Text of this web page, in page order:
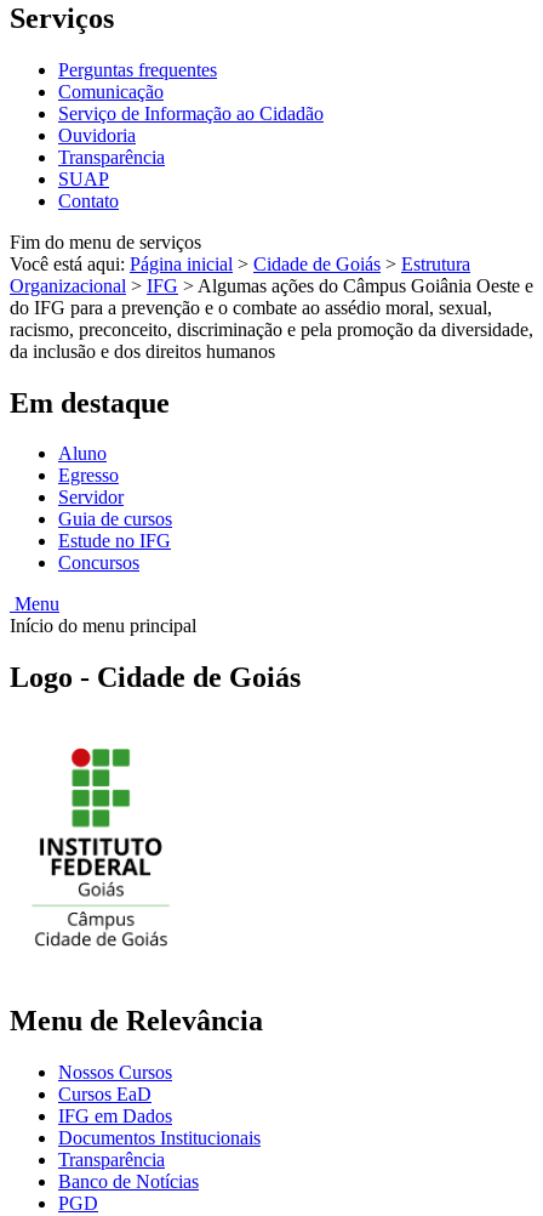
Serviços
Perguntas frequentes
Comunicação
Serviço de Informação ao Cidadão
Ouvidoria
Transparência
SUAP
Contato
Fim do menu de serviços
Você está aqui: Página inicial > Cidade de Goiás > Estrutura
Organizacional > IFG > Algumas ações do Câmpus Goiânia Oeste e
do IFG para a prevenção e o combate ao assédio moral, sexual,
racismo, preconceito, discriminação e pela promoção da diversidade,
da inclusão e dos direitos humanos
Em destaque
Aluno
Egresso
Servidor
Guia de cursos
Estude no IFG
Concursos
Menu
Início do menu principal
Logo - Cidade de Goiás
Menu de Relevância
Nossos Cursos
Cursos EaD
IFG em Dados
Documentos Institucionais
Transparência
Banco de Notícias
PGD